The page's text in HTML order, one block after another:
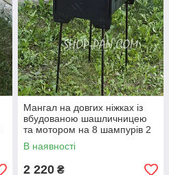
Мангал на довгих ніжках із
вбудованою шашличницею
та мотором на 8 шампурів 2
мм
В наявності
2 220 ₴